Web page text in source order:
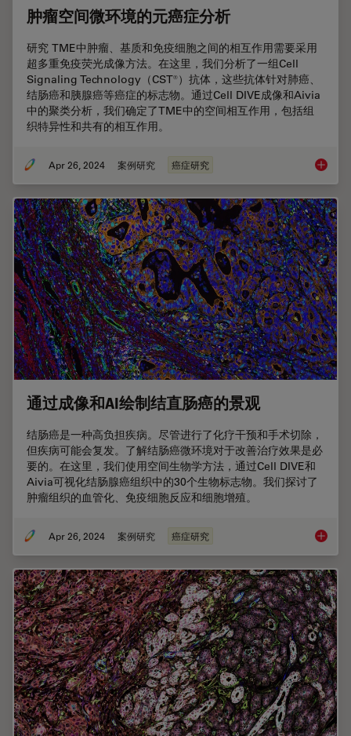
肿瘤空间微环境的元癌症分析
研究 TME中肿瘤、基质和免疫细胞之间的相互作用需要采用
超多重免疫荧光成像方法。在这里，我们分析了一组Cell
Signaling Technology（CST®）抗体，这些抗体针对肺癌、
结肠癌和胰腺癌等癌症的标志物。通过Cell DIVE成像和Aivia
中的聚类分析，我们确定了TME中的空间相互作用，包括组
织特异性和共有的相互作用。
Apr 26, 2024 案例研究 癌症研究 肿瘤空
通过成像和AI绘制结直肠癌的景观
结肠癌是一种高负担疾病。尽管进行了化疗干预和手术切除，
但疾病可能会复发。了解结肠癌微环境对于改善治疗效果是必
要的。在这里，我们使用空间生物学方法，通过Cell DIVE和
Aivia可视化结肠腺癌组织中的30个生物标志物。我们探讨了
肿瘤组织的血管化、免疫细胞反应和细胞增殖。
Apr 26, 2024 案例研究 癌症研究 通过成